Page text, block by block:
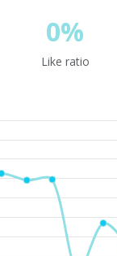
0%
Like ratio